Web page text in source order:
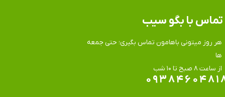
هر روز میتونی باهامون تماس بگیری؛ حتی جمعه
ها
​​​​​​​از ساعت ۸ صبح تا ۱۰ شب
تماس​​​​​​​ با بگو سیب